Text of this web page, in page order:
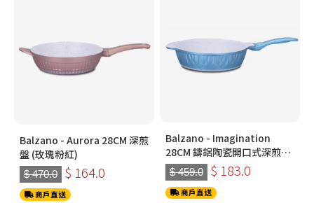
Balzano - Aurora 28CM 深煎
盤 (玫瑰粉紅)
$ 470.0 $ 164.0
商戶直送
Balzano - Imagination
28CM 鑄鋁陶瓷開口式深煎鍋
(藍色)
$ 459.0 $ 183.0
商戶直送